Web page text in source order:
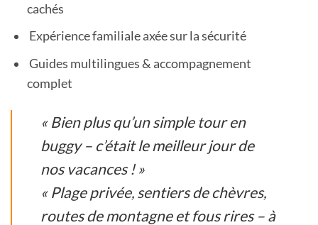
cachés
Expérience familiale axée sur la sécurité
Guides multilingues & accompagnement
complet
« Bien plus qu’un simple tour en
buggy – c’était le meilleur jour de
nos vacances ! »
« Plage privée, sentiers de chèvres,
routes de montagne et fous rires – à